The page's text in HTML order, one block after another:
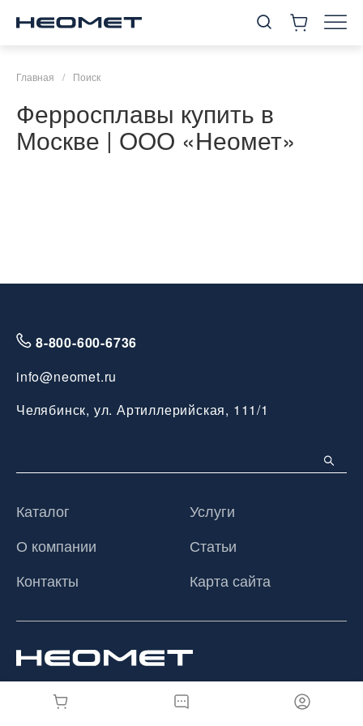
Главная / Поиск
Ферросплавы купить в
Москве | ООО «Неомет»
8-800-600-6736
info@neomet.ru
Челябинск, ул. Артиллерийская, 111/1
Каталог
Услуги
О компании
Статьи
Контакты
Карта сайта
© 2026 ООО «Неомет», Все права защищены